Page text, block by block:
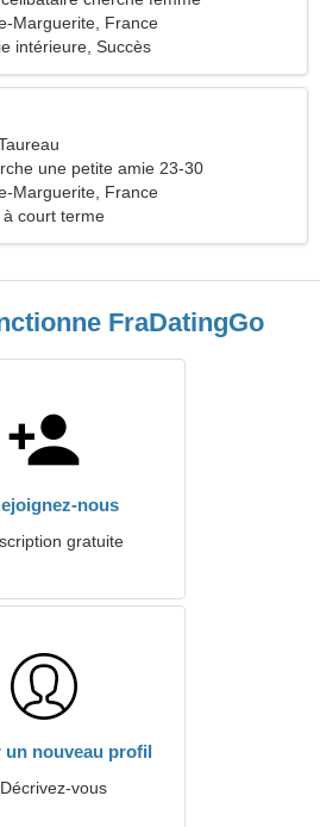
Marguerite, France
intérieure, Succès
une petite amie 23-30
Marguerite, France
à court terme
FraDatingGo
nous
gratuite
un nouveau profil
Décrivez-vous